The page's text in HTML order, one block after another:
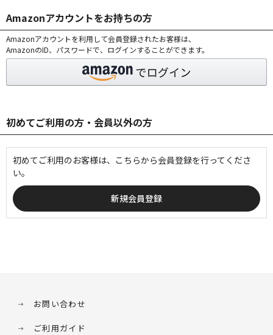
Amazonアカウントをお持ちの方
Amazonアカウントを利用して会員登録されたお客様は、
AmazonのID、パスワードで、ログインすることができます。
初めてご利用の方・会員以外の方
初めてご利用のお客様は、こちらから会員登録を行ってくださ
い。
お問い合わせ
ご利用ガイド